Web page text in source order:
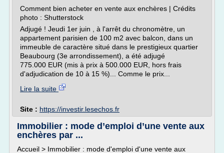
Comment bien acheter en vente aux enchères | Crédits
photo : Shutterstock
Adjugé ! Jeudi 1er juin , à l'arrêt du chronomètre, un
appartement parisien de 100 m2 avec balcon, dans un
immeuble de caractère situé dans le prestigieux quartier
Beaubourg (3e arrondissement), a été adjugé
775.000 EUR (mis à prix à 500.000 EUR, hors frais
d'adjudication de 10 à 15 %)... Comme le prix...
Lire la suite
Site : https://investir.lesechos.fr
Immobilier : mode d’emploi d’une vente aux
enchères par ...
Accueil > Immobilier : mode d'emploi d'une vente aux